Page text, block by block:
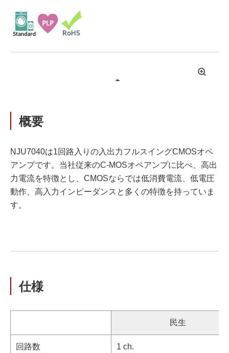
拡
概要
NJU7040は1回路入りの入出力フルスイングCMOSオペ
アンプです。当社従来のC-MOSオペアンプに比べ、高出
力電流を特徴とし、CMOSならでは低消費電流、低電圧
動作、高入力インピーダンスと多くの特徴を持っていま
す。
仕様
民生
回路数 1 ch.